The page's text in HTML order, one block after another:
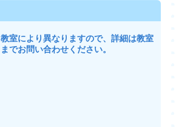
教室により異なりますので、詳細は教室
までお問い合わせください。